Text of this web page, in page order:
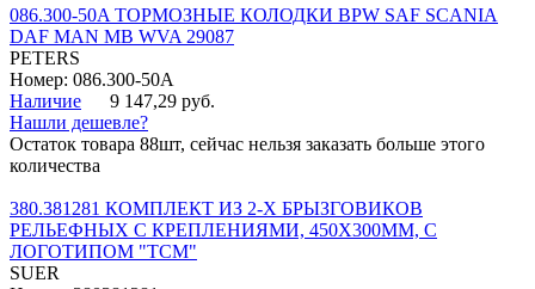
086.300-50A ТОРМОЗНЫЕ КОЛОДКИ BPW SAF SCANIA
DAF MAN MB WVA 29087
PETERS
Номер: 086.300-50A
Наличие
9 147,29 руб.
Нашли дешевле?
Остаток товара 88шт, сейчас нельзя заказать больше этого
количества
380.381281 КОМПЛЕКТ ИЗ 2-Х БРЫЗГОВИКОВ
РЕЛЬЕФНЫХ С КРЕПЛЕНИЯМИ, 450Х300ММ, С
ЛОГОТИПОМ "ТСМ"
SUER